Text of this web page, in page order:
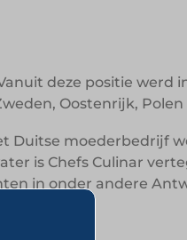
deze positie werd
Oostenrijk,
Duitse moederbedrijf
is Chefs Culinar
in onder andere